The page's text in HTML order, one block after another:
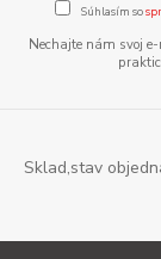
Súhlasím so
Nechajte nám svoj
Sklad,stav